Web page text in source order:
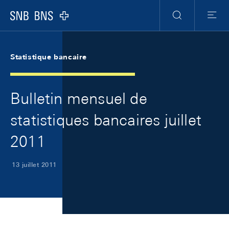
Logo
RechercheMenu
Statistique bancaire
Bulletin mensuel de
statistiques bancaires juillet
2011
13 juillet 2011